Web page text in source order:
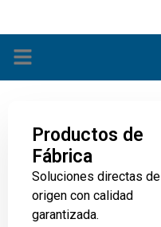
Productos de
Fábrica
Soluciones directas de
origen con calidad
garantizada.